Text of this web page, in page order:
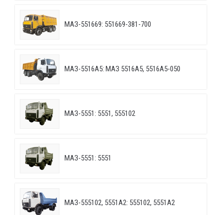
МАЗ-551669: 551669-381-700
МАЗ-5516А5: МАЗ 5516А5, 5516А5-050
МАЗ-5551: 5551, 555102
МАЗ-5551: 5551
МАЗ-555102, 5551А2: 555102, 5551А2